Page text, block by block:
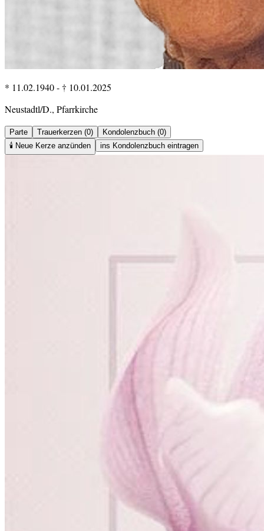
* 11.02.1940- † 10.01.2025
Neustadtl/D., Pfarrkirche
Parte Trauerkerzen (0)
Kondolenzbuch (0)
🕯️ Neue Kerze anzünden ins Kondolenzbuch eintragen